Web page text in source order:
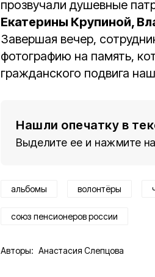
прозвучали душевные
Екатерины Крупиной,
Завершая вечер,
фотографию на память,
гражданского подвига
Нашли опечатку в
Выделите ее и нажмите на
альбомы волонтёры
союз пенсионеров россии
Авторы: Анастасия Слепцова